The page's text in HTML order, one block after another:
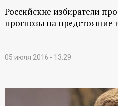
Российские избиратели
прогнозы на предстоящие
05 июля 2016 - 13:29